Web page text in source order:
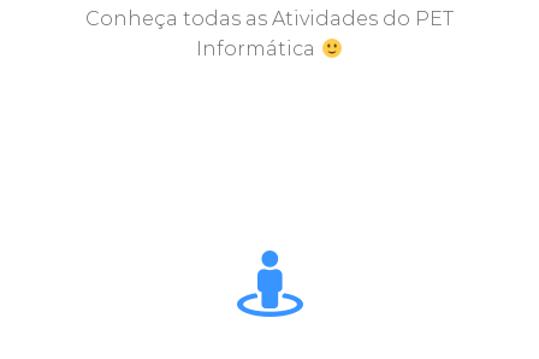
Conheça todas as Atividades do PET
Informática